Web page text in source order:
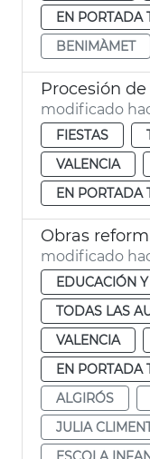
EN PORTADA
BENIMÀMET
Procesión
modificado
FIESTAS
VALENCIA
EN PORTADA
modificado
EDUCACIÓN
TODAS LAS
VALENCIA
EN PORTADA
ALGIRÓS
JULIA